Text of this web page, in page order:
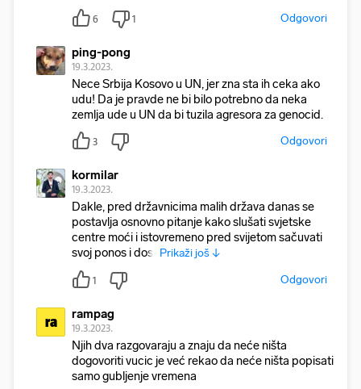
6 1 Odgovori
ping-pong
19.3.2023.
Nece Srbija Kosovo u UN, jer zna sta ih ceka ako
udu! Da je pravde ne bi bilo potrebno da neka
zemlja ude u UN da bi tuzila agresora za genocid.
3 Odgovori
kormilar
19.3.2023.
Dakle, pred državnicima malih država danas se
postavlja osnovno pitanje kako slušati svjetske
centre moći i istovremeno pred svijetom sačuvati
svoj ponos i dost Prikaži još ↓
1 Odgovori
ra rampag
19.3.2023.
Njih dva razgovaraju a znaju da neće ništa
dogovoriti vucic je već rekao da neće ništa popisati
samo gubljenje vremena